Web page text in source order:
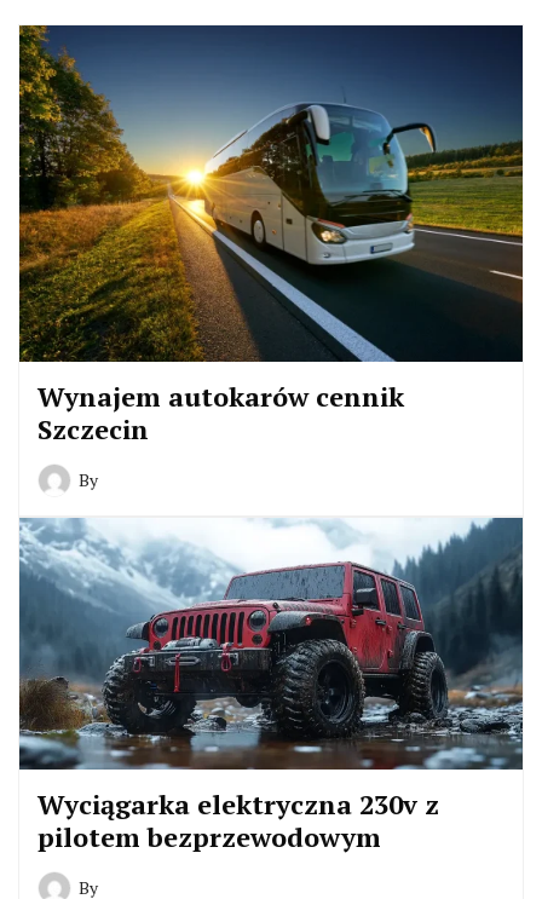
Wynajem autokarów cennik
Szczecin
By
Wyciągarka elektryczna 230v z
pilotem bezprzewodowym
By